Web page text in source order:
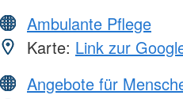
Ambulante Pflege
Karte: Link zur
Angebote für